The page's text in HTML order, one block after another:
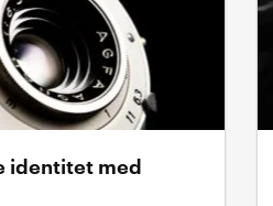
identitet med